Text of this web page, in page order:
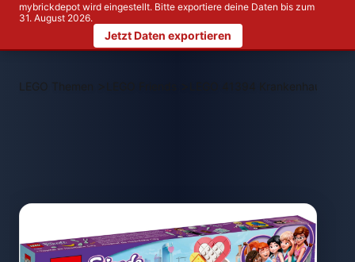
mybrickdepot wird eingestellt. Bitte exportiere deine Daten bis zum
31. August 2026.
Jetzt Daten exportieren
LEGO Themen > LEGO 41394 Krankenhaus